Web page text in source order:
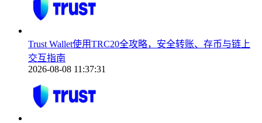
Trust Wallet使用TRC20全攻略，安全转账、存币与链上
交互指南
2026-08-08 11:37:31